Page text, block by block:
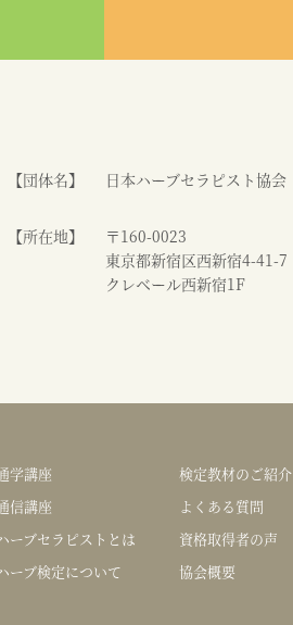
【団体名】 日本ハーブセラピスト協会
【所在地】
〒160-0023
東京都新宿区西新宿4-41-7
クレベール西新宿1F
学講座
信講座
ーブセラピストとは
ーブ検定について
検定教材のご紹介
よくある質問
資格取得者の声
協会概要